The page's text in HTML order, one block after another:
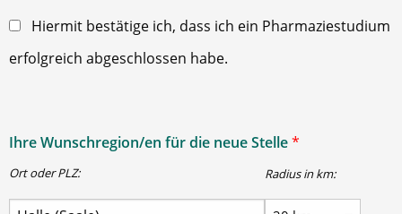
Hiermit bestätige ich, dass ich ein Pharmaziestudium
erfolgreich abgeschlossen habe.
Ihre Wunschregion/en für die neue Stelle*
Ort oder PLZ: Radius in km: